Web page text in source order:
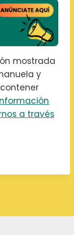
mostrada
y
a través